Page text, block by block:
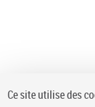
Ce site utilise des